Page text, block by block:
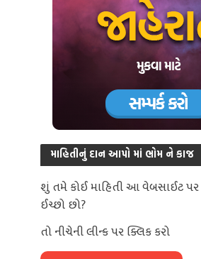
માહિતીનું દાન આપો માં ભોમ ને કાજ
શું તમે કોઈ માહિતી આ વેબસાઈટ
ઈચ્છો છો?
તો નીચેની લીન્ક પર ક્લિક કરો